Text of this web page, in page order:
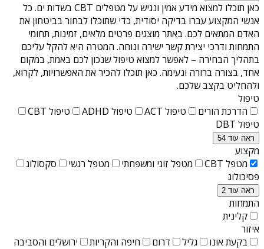
כאן תוכלו למצוא מידע אמין ונגיש על מטפלים CBT בשדות ים
. כל
אנשי המקצוע עברו בדיקה יסודית, כדי שתוכלו לבחור בביטחון את
האדם המתאים לכם. באתר מוצגים פרטים מלאים, זמינות, תחומי
התמחות ודרכי יצירת קשר ישירה ונוחה. המטרה היא להקל עליכם
בתהליך הבחירה – לאפשר למצוא טיפול שנכון לכם באמת, במקום
אחד, בצורה ברורה ונעימה. כאן תוכלו להכיר את האפשרויות, לקרוא,
ולהחליט בקצב שלכם.
טיפול
הדרכת הורים
טיפול ACT טיפול ADHD
טיפול CBT
טיפול DBT
ראה עוד 54
מקצוע
מטפל CBT
מטפל זוגי ומשפחתי מטפל רגשי
סקסולוג
פסיכולוג
ראה עוד 2
התמחות
קלינית
איזור
בקעת אונו
גליל דרום חיפה והקריות ירושלים והסביבה